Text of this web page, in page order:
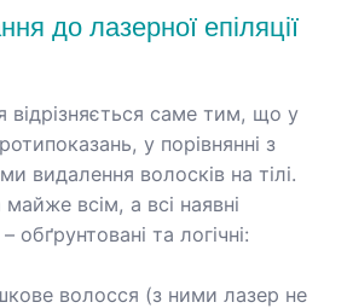
до лазерної епіляції
відрізняється саме тим, що у
у порівнянні з
видалення волосків на тілі.
всім, а всі наявні
обґрунтовані та логічні:
волосся (з ними лазер не